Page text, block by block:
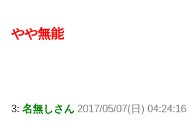
やや無能
3: 名無しさん 2017/05/07(日)